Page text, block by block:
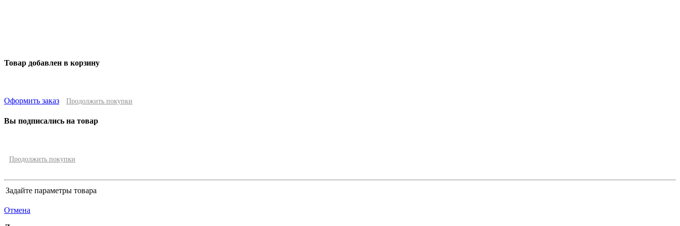
Товар добавлен в корзину
Оформить заказ Продолжить покупки
Вы подписались на товар
Продолжить покупки
Задайте параметры товара
Отмена